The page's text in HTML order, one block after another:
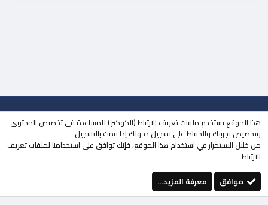
جميع الحقوق محفوظة لـمجتمع حلحول© 2023
| تطويرMOHDESIGN
منتقي الستايلات
الوضع المظلم
إتصل بنا
الشروط والقوانين سياسة الخصوصية
فيسبوكتويتر youtube
Instagram
هذا الموقع يستخدم ملفات تعريف الارتباط (الكوكيز ) للمساعدة في تخصيص المحتوى
وتخصيص تجربتك والحفاظ على تسجيل دخولك إذا قمت بالتسجيل.
من خلال الاستمرار في استخدام هذا الموقع، فإنك توافق على استخدامنا لملفات تعريف
الارتباط.
موافق
معرفة المزيد…